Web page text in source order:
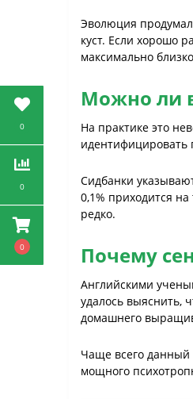
0
0
0
Эволюция
куст. Если хорошо
максимально
Можно ли
На практике это
идентифицировать
Сидбанки
0,1% приходится на
редко.
Почему
Английскими
удалось выяснить,
домашнего
Чаще всего данный
мощного